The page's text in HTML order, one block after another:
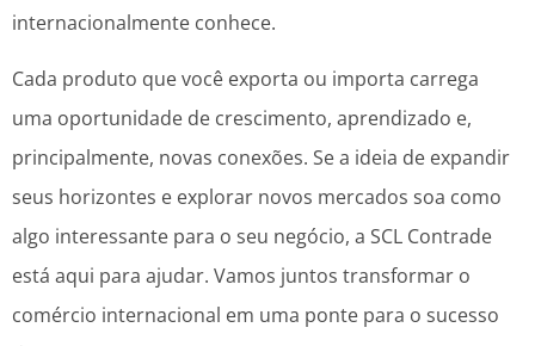
internacionalmente conhece.
Cada produto que você exporta ou importa carrega
uma oportunidade de crescimento, aprendizado e,
principalmente, novas conexões. Se a ideia de expandir
seus horizontes e explorar novos mercados soa como
algo interessante para o seu negócio, a SCL Contrade
está aqui para ajudar. Vamos juntos transformar o
comércio internacional em uma ponte para o sucesso